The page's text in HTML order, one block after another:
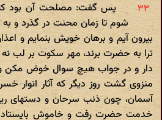
پس گفت: مصلحت آن بود که
شوم تا زمان محنت در گذرد و
بیرون آیم و برهان خویش بنمایم و
ترا به حضرت برند، مهر سکوت بر لب
دار و در جواب هیچ سوال خوض مکن
منزوی گشت روز دیگر که آثار انوار
آسمان، چون ذنب سرحان و دستهای
خدمت حضرت رفت و خاموش بایستاد